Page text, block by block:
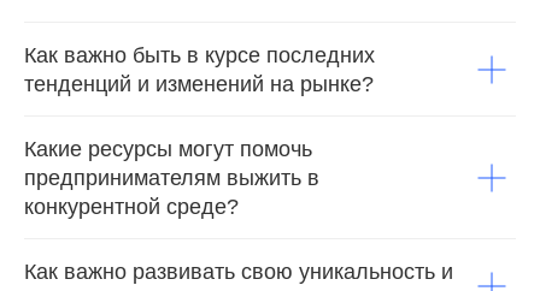
Как важно быть в курсе последних
тенденций и изменений на рынке?
Какие ресурсы могут помочь
предпринимателям выжить в
конкурентной среде?
Как важно развивать свою уникальность и